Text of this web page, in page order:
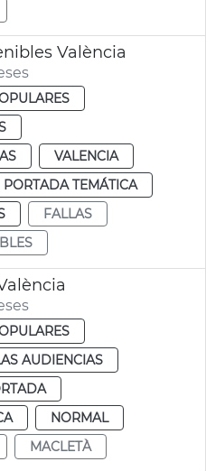
València
VALENCIA
PORTADA TEMÁTICA
FALLAS
AUDIENCIAS
NORMAL
MACLETÀ